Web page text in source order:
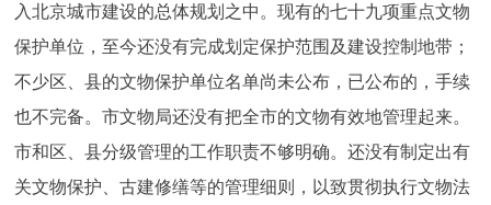
入北京城市建设的总体规划之中。现有的七十九项重点文物
保护单位，至今还没有完成划定保护范围及建设控制地带；
不少区、县的文物保护单位名单尚未公布，已公布的，手续
也不完备。市文物局还没有把全市的文物有效地管理起来。
市和区、县分级管理的工作职责不够明确。还没有制定出有
关文物保护、古建修缮等的管理细则，以致贯彻执行文物法